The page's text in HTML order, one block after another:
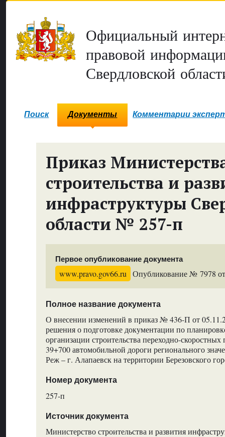
Официальный
правовой
Свердловской
Поиск Документы Комментарии
Приказ
строительства и
инфраструктуры
области № 257-п
Первое опубликование документа
www.pravo.gov66.ru Опубликование № 7978
Полное название документа
О внесении изменений в приказ № 436-П от
решения о подготовке документации по
организации строительства переходно-
39+700 автомобильной дороги регионального
Реж – г. Алапаевск на территории Березовского
Номер документа
257-п
Источник документа
Министерство строительства и развития